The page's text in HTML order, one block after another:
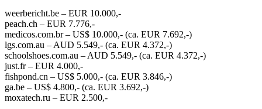
weerbericht.be – EUR 10.000,-
peach.ch – EUR 7.776,-
medicos.com.br – US$ 10.000,- (ca. EUR 7.692,-)
lgs.com.au – AUD 5.549,- (ca. EUR 4.372,-)
schoolshoes.com.au – AUD 5.549,- (ca. EUR 4.372,-)
just.fr – EUR 4.000,-
fishpond.cn – US$ 5.000,- (ca. EUR 3.846,-)
ga.be – US$ 4.800,- (ca. EUR 3.692,-)
moxatech.ru – EUR 2.500,-